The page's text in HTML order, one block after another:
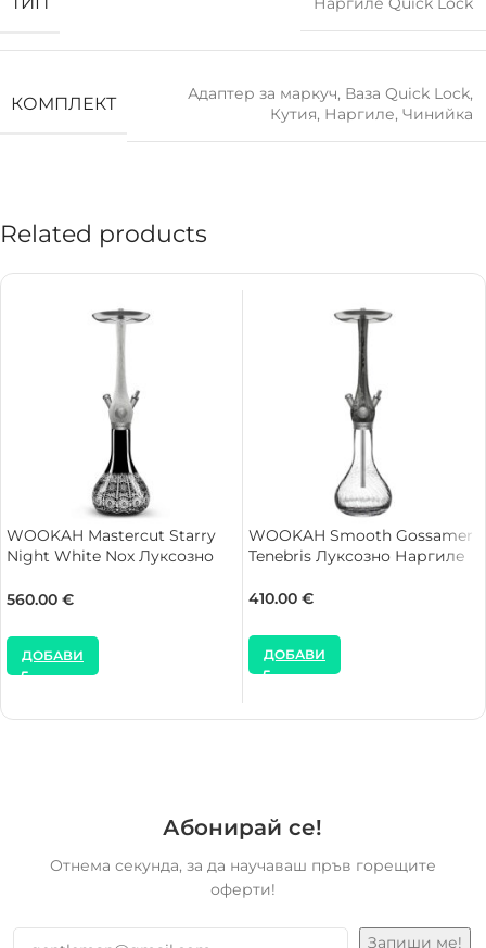
КОМПЛЕКТ Адаптер за маркуч, Ваза Quick Lock,
Кутия, Наргиле, Чинийка
Related products
WOOKAH Mastercut Starry
Night White Nox Луксозно
560.00 €
ДОБАВИ
WOOKAH Smooth Gossamer
Tenebris Луксозно Наргиле
410.00 €
ДОБАВИ
Абонирай се!
Отнема секунда, за да научаваш пръв горещите
оферти!